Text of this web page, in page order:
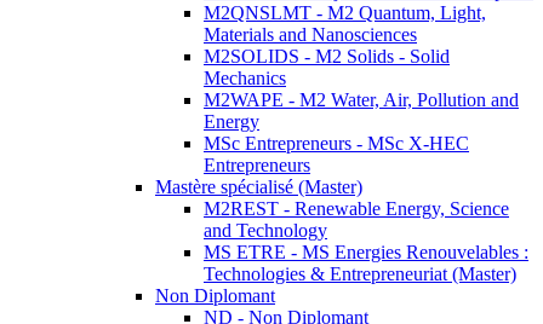
M2QNSLMT - M2 Quantum, Light,
Materials and Nanosciences
M2SOLIDS - M2 Solids - Solid
Mechanics
M2WAPE - M2 Water, Air, Pollution and
Energy
MSc Entrepreneurs - MSc X-HEC
Entrepreneurs
Mastère spécialisé (Master)
M2REST - Renewable Energy, Science
and Technology
MS ETRE - MS Energies Renouvelables :
Technologies & Entrepreneuriat (Master)
Non Diplomant
ND - Non Diplomant